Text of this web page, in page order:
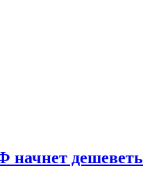
начнет дешеветь